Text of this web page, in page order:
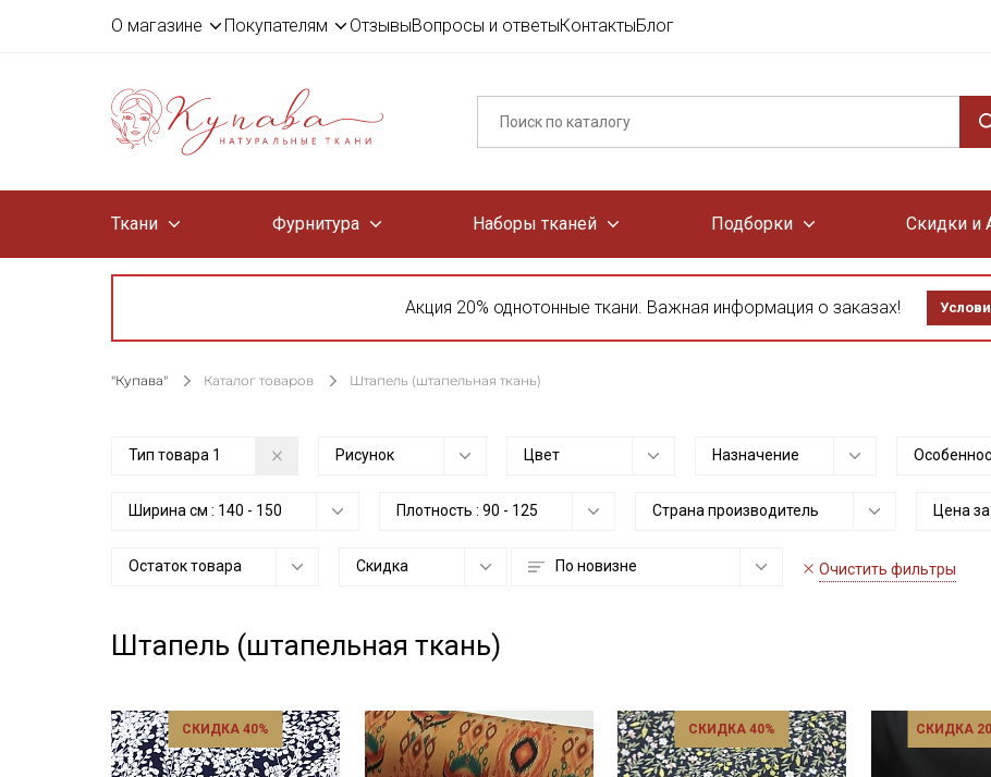
О магазине Покупателям ОтзывыВопросы и ответыКонтактыБлог
Ткани Фурнитура Наборы тканей Подборки Скидки и
Акция 20% однотонные ткани. Важная информация о заказах!
"Купава" Каталог товаров Штапель (штапельная ткань)
Тип товара 1 Рисунок Цвет Назначение
Ширина см : 140 - 150 Плотность : 90 - 125 Страна производитель Цена
Остаток товара Скидка По новизне Очистить фильтры
Штапель (штапельная ткань)
СКИДКА 40% СКИДКА 40% СКИДКА